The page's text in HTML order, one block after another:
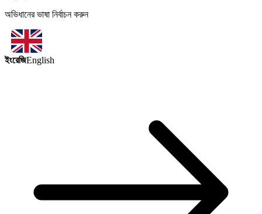
অভিধানের ভাষা নির্বাচন করুন
ইংরেজিEnglish